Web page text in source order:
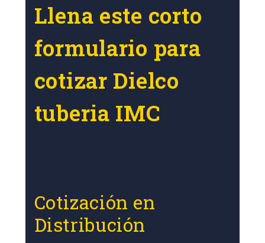
Llena este corto
formulario para
cotizar Dielco
tuberia IMC
Cotización en
Distribución